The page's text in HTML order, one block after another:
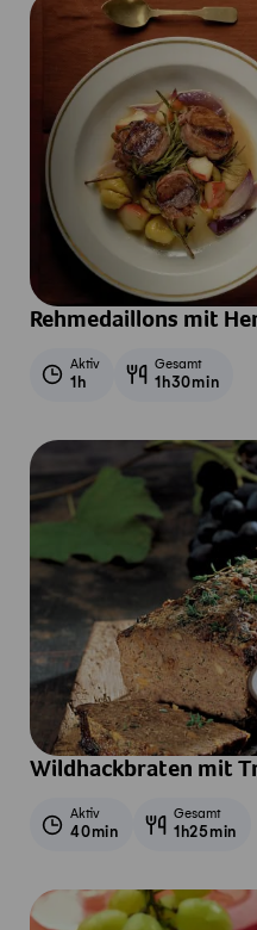
Rehmedaillons mit
Aktiv
1h
Gesamt
1h30min
Wildhackbraten mit
Aktiv
40min
Gesamt
1h25min